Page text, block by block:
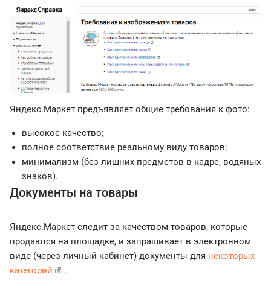
Яндекс.Маркет предъявляет общие требования к фото:
высокое качество;
полное соответствие реальному виду товаров;
минимализм (без лишних предметов в кадре, водяных
знаков).
Документы на товары
Яндекс.Маркет следит за качеством товаров, которые
продаются на площадке, и запрашивает в электронном
виде (через личный кабинет) документы для некоторых
категорий
.